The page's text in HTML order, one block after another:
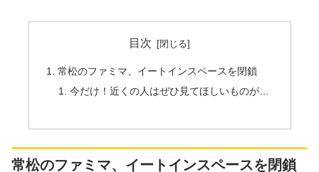
目次
常松のファミマ、イートインスペースを閉鎖
今だけ！近くの人はぜひ見てほしいものが…
常松のファミマ、イートインスペースを閉鎖